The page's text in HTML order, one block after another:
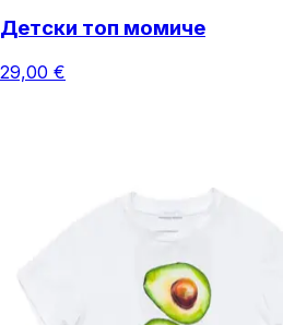
Детски топ момиче
29,00 €